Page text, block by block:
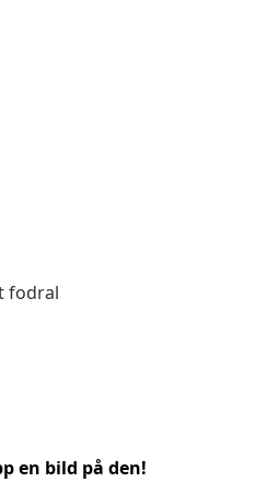
fodral
en bild på den!